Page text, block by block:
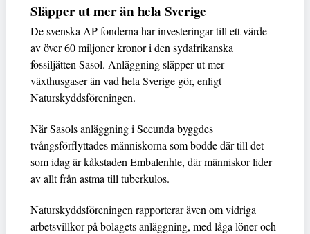
Släpper ut mer än hela Sverige
De svenska AP-fonderna har investeringar till ett värde
av över 60 miljoner kronor i den sydafrikanska
fossiljätten Sasol. Anläggning släpper ut mer
växthusgaser än vad hela Sverige gör, enligt
Naturskyddsföreningen.
När Sasols anläggning i Secunda byggdes
tvångsförflyttades människorna som bodde där till det
som idag är kåkstaden Embalenhle, där människor lider
av allt från astma till tuberkulos.
Naturskyddsföreningen rapporterar även om vidriga
arbetsvillkor på bolagets anläggning, med låga löner och